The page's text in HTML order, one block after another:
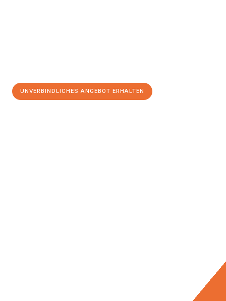
UNVERBINDLICHES ANGEBOT ERHALTEN